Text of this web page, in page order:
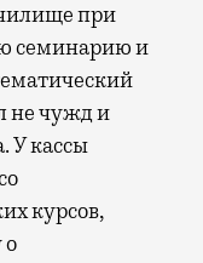
при
семинарию и
не чужд и
У кассы
курсов,
о